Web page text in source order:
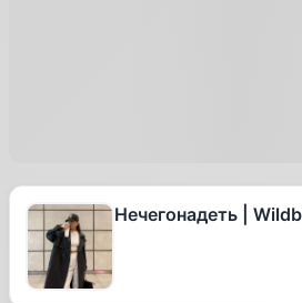
Нечегонадеть |